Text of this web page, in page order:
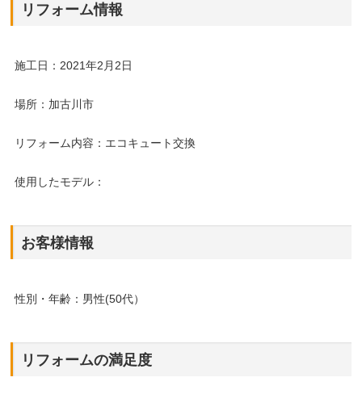
リフォーム情報
施工日：2021年2月2日
場所：加古川市
リフォーム内容：エコキュート交換
使用したモデル：
お客様情報
性別・年齢：男性(50代）
リフォームの満足度